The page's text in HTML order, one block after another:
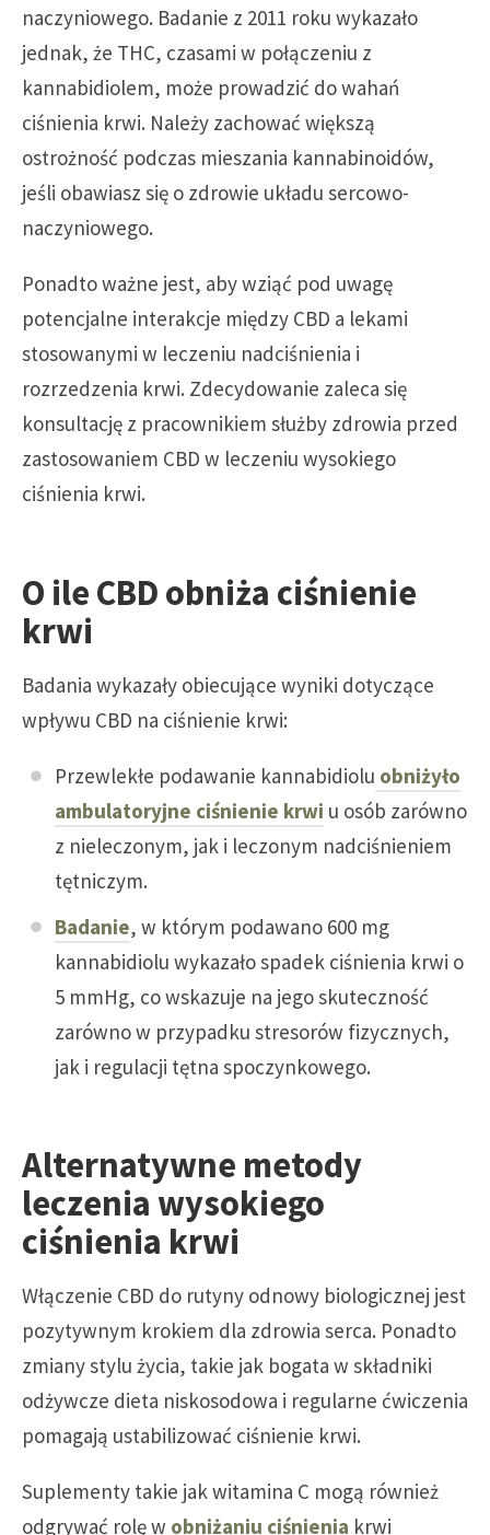
naczyniowego. Badanie z 2011 roku wykazało
jednak, że THC, czasami w połączeniu z
kannabidiolem, może prowadzić do wahań
ciśnienia krwi. Należy zachować większą
ostrożność podczas mieszania kannabinoidów,
jeśli obawiasz się o zdrowie układu sercowo-
naczyniowego.
Ponadto ważne jest, aby wziąć pod uwagę
potencjalne interakcje między CBD a lekami
stosowanymi w leczeniu nadciśnienia i
rozrzedzenia krwi. Zdecydowanie zaleca się
konsultację z pracownikiem służby zdrowia przed
zastosowaniem CBD w leczeniu wysokiego
ciśnienia krwi.
O ile CBD obniża ciśnienie
krwi
Badania wykazały obiecujące wyniki dotyczące
wpływu CBD na ciśnienie krwi:
Przewlekłe podawanie kannabidiolu obniżyło
ambulatoryjne ciśnienie krwi u osób zarówno
z nieleczonym, jak i leczonym nadciśnieniem
tętniczym.
Badanie, w którym podawano 600 mg
kannabidiolu wykazało spadek ciśnienia krwi o
5 mmHg, co wskazuje na jego skuteczność
zarówno w przypadku stresorów fizycznych,
jak i regulacji tętna spoczynkowego.
Alternatywne metody
leczenia wysokiego
ciśnienia krwi
Włączenie CBD do rutyny odnowy biologicznej jest
pozytywnym krokiem dla zdrowia serca. Ponadto
zmiany stylu życia, takie jak bogata w składniki
odżywcze dieta niskosodowa i regularne ćwiczenia
pomagają ustabilizować ciśnienie krwi.
Suplementy takie jak witamina C mogą również
odgrywać rolę w obniżaniu ciśnienia krwi